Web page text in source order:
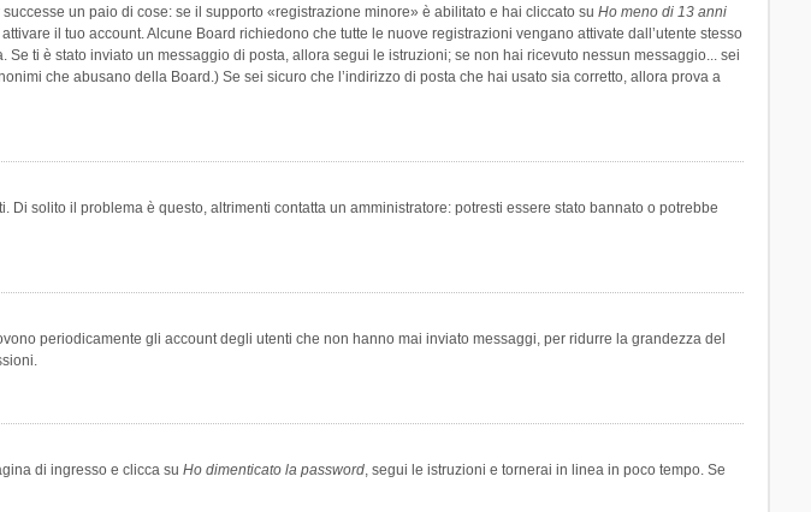
un paio di cose: se il supporto «registrazione minore» è abilitato e hai cliccato su Ho meno di 13 anni
il tuo account. Alcune Board richiedono che tutte le nuove registrazioni vengano attivate dall’utente stesso
ti è stato inviato un messaggio di posta, allora segui le istruzioni; se non hai ricevuto nessun messaggio... sei
che abusano della Board.) Se sei sicuro che l’indirizzo di posta che hai usato sia corretto, allora prova a
solito il problema è questo, altrimenti contatta un amministratore: potresti essere stato bannato o potrebbe
periodicamente gli account degli utenti che non hanno mai inviato messaggi, per ridurre la grandezza del
di ingresso e clicca su Ho dimenticato la password, segui le istruzioni e tornerai in linea in poco tempo. Se